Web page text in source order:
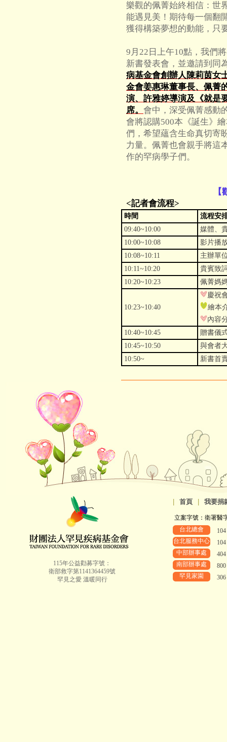
樂觀的佩菁始終相信：世
能遇見美！期待每一個翻
獲得構築夢想的動能，只
9月22日上午10點，我們
新書發表會，並邀請到同
病基金會創辦人陳莉茵女
金會姜惠琳董事長、佩菁
演、許雅婷導演及《就是
席。 會中，深受佩菁感動
會將認購500本《誕生》
們，希望蘊含生命真切寄
力量。佩菁也會親手將這
作的罕病學子們。
<記者會流程>
時間
流程安
09:40~10:00
媒體、
10:00~10:08
影片播
10:08~10:11
主辦單
10:11~10:20
貴賓致
10:20~10:23
佩菁媽
10:23~10:40
慶祝
繪本
內容
10:40~10:45
贈書儀
10:45~10:50
與會者
10:50~
新書首
115年公益勸募字號：
衛部救字第1141364459號
罕見之愛 溫暖同行
首頁 我要捐
立案字號：衛署醫
台北總會
台北服務中心
中部辦事處
南部辦事處
罕見家園